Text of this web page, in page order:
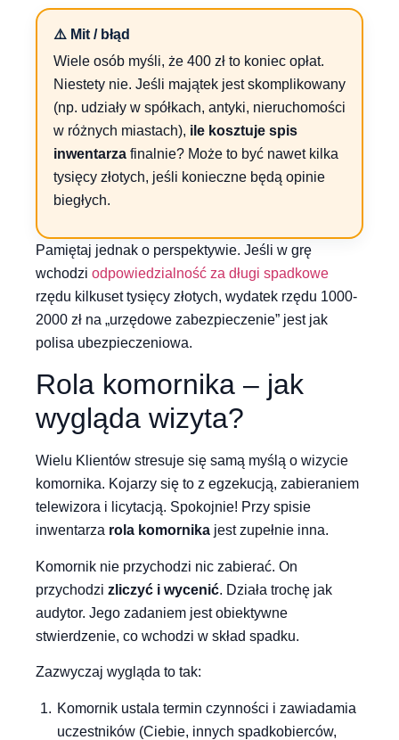
⚠️ Mit / błąd
Wiele osób myśli, że 400 zł to koniec opłat.
Niestety nie. Jeśli majątek jest skomplikowany
(np. udziały w spółkach, antyki, nieruchomości
w różnych miastach), ile kosztuje spis
inwentarza finalnie? Może to być nawet kilka
tysięcy złotych, jeśli konieczne będą opinie
biegłych.
Pamiętaj jednak o perspektywie. Jeśli w grę
wchodzi odpowiedzialność za długi spadkowe
rzędu kilkuset tysięcy złotych, wydatek rzędu 1000-
2000 zł na „urzędowe zabezpieczenie” jest jak
polisa ubezpieczeniowa.
Rola komornika – jak
wygląda wizyta?
Wielu Klientów stresuje się samą myślą o wizycie
komornika. Kojarzy się to z egzekucją, zabieraniem
telewizora i licytacją. Spokojnie! Przy spisie
inwentarza rola komornika jest zupełnie inna.
Komornik nie przychodzi nic zabierać. On
przychodzi zliczyć i wycenić. Działa trochę jak
audytor. Jego zadaniem jest obiektywne
stwierdzenie, co wchodzi w skład spadku.
Zazwyczaj wygląda to tak:
Komornik ustala termin czynności i zawiadamia
uczestników (Ciebie, innych spadkobierców,